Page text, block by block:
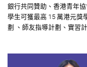
銀行共同贊助、香港青年
學生可獲最高 15 萬港元獎
劃 、師友指導計劃、實習